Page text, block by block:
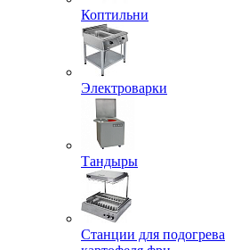
Коптильни
Электроварки
Тандыры
Станции для подогрева